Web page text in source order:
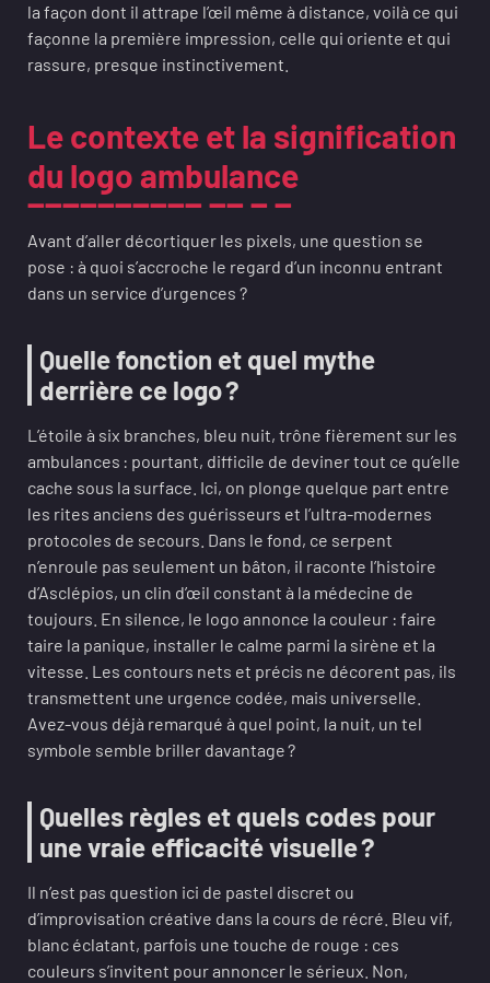
la façon dont il attrape l’œil même à distance, voilà ce qui
façonne la première impression, celle qui oriente et qui
rassure, presque instinctivement.
Le contexte et la signification
du logo ambulance
Avant d’aller décortiquer les pixels, une question se
pose : à quoi s’accroche le regard d’un inconnu entrant
dans un service d’urgences ?
Quelle fonction et quel mythe
derrière ce logo ?
L’étoile à six branches, bleu nuit, trône fièrement sur les
ambulances : pourtant, difficile de deviner tout ce qu’elle
cache sous la surface. Ici, on plonge quelque part entre
les rites anciens des guérisseurs et l’ultra-modernes
protocoles de secours. Dans le fond, ce serpent
n’enroule pas seulement un bâton, il raconte l’histoire
d’Asclépios, un clin d’œil constant à la médecine de
toujours. En silence, le logo annonce la couleur : faire
taire la panique, installer le calme parmi la sirène et la
vitesse. Les contours nets et précis ne décorent pas, ils
transmettent une urgence codée, mais universelle.
Avez-vous déjà remarqué à quel point, la nuit, un tel
symbole semble briller davantage ?
Quelles règles et quels codes pour
une vraie efficacité visuelle ?
Il n’est pas question ici de pastel discret ou
d’improvisation créative dans la cours de récré. Bleu vif,
blanc éclatant, parfois une touche de rouge : ces
couleurs s’invitent pour annoncer le sérieux. Non,